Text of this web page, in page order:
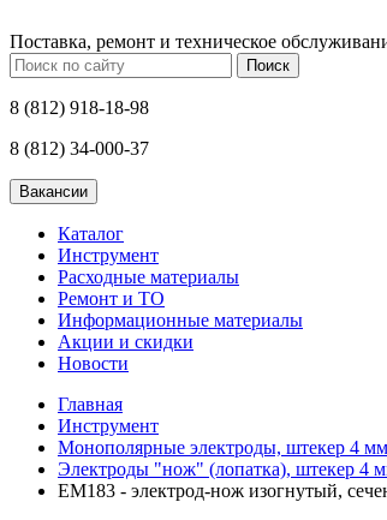
Поставка, ремонт и техническое
Поиск
8 (812) 918-18-98
8 (812) 34-000-37
Каталог
Инструмент
Расходные материалы
Ремонт и ТО
Информационные материалы
Акции и скидки
Новости
Главная
Инструмент
Монополярные электроды, штекер 4 мм
Электроды "нож" (лопатка), штекер 4
ЕМ183 - электрод-нож изогнутый,